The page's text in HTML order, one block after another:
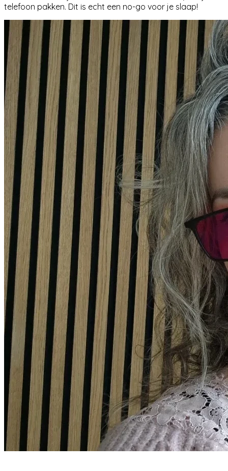
telefoon pakken. Dit is echt een no-go voor je slaap!